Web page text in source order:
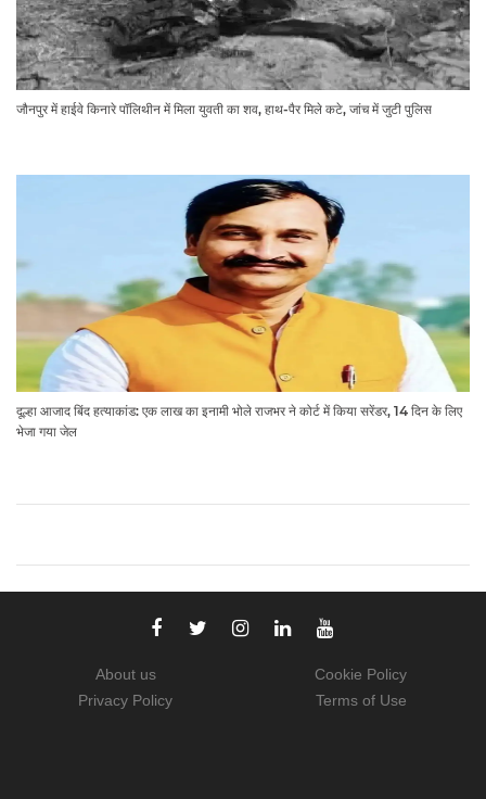
जौनपुर में हाईवे किनारे पॉलिथीन में मिला युवती का शव, हाथ-पैर मिले कटे, जांच में जुटी पुलिस
दूल्हा आजाद बिंद हत्याकांड: एक लाख का इनामी भोले राजभर ने कोर्ट में किया सरेंडर, 14 दिन के लिए
भेजा गया जेल
About us
Privacy Policy
Cookie Policy
Terms of Use